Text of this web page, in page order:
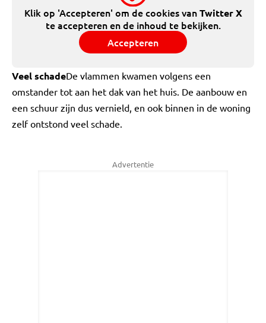
Klik op 'Accepteren' om de cookies vanTwitter X
te accepteren en de inhoud te bekijken.
Accepteren
Veel schadeDe vlammen kwamen volgens een
omstander tot aan het dak van het huis. De aanbouw en
een schuur zijn dus vernield, en ook binnen in de woning
zelf ontstond veel schade.
Advertentie